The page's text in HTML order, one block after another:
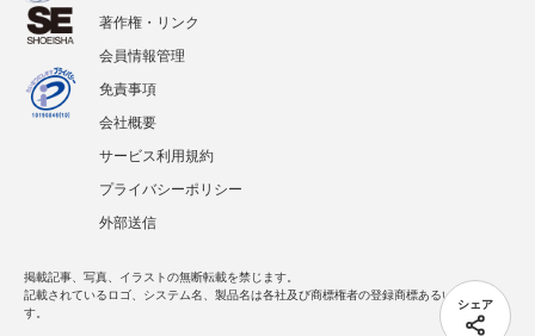
シェア
著作権・リンク
会員情報管理
免責事項
会社概要
サービス利用規約
プライバシーポリシー
外部送信
掲載記事、写真、イラストの無断転載を禁じます。
記載されているロゴ、システム名、製品名は各社及び商標権者の登録商標あるいは商標で
す。